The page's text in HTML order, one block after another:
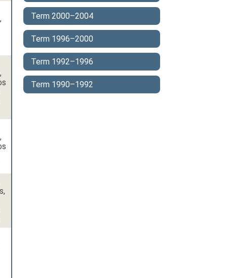
Term 2000–2004
Term 1996–2000
Term 1992–1996
Term 1990–1992